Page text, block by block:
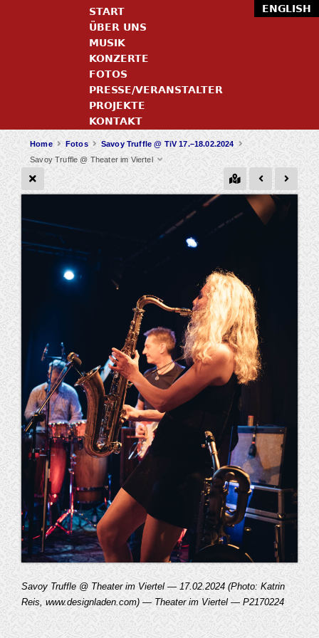
Home Fotos
Savoy Truffle @ TiV 17.–18.02.2024
Savoy Truffle @ Theater im Viertel
Savoy Truffle @ Theater im Viertel — 17.02.2024 (Photo: Katrin
Reis, www.designladen.com) — Theater im Viertel — P2170224
START
ÜBER UNS
MUSIK
KONZERTE
FOTOS
PRESSE/VERANSTALTER
PROJEKTE
KONTAKT
ENGLISH